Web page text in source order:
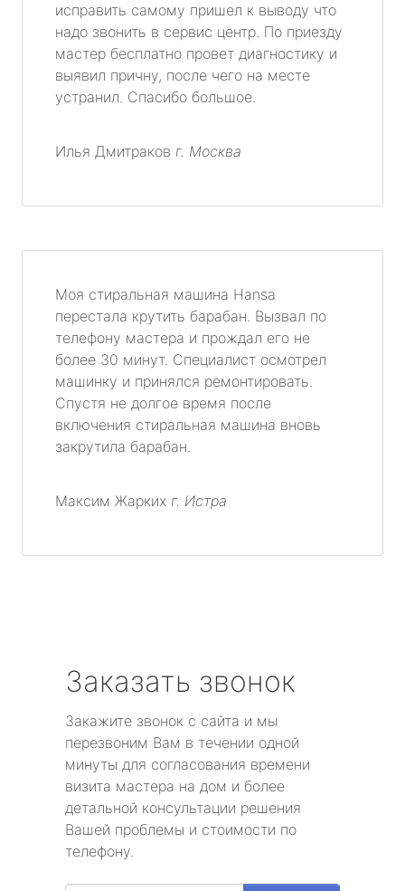
исправить самому пришел к выводу что
надо звонить в сервис центр. По приезду
мастер бесплатно провет диагностику и
выявил причну, после чего на месте
устранил. Спасибо большое.
Илья Дмитраков г. Москва
Моя стиральная машина Hansa
перестала крутить барабан. Вызвал по
телефону мастера и прождал его не
более 30 минут. Специалист осмотрел
машинку и принялся ремонтировать.
Спустя не долгое время после
включения стиральная машина вновь
закрутила барабан.
Максим Жарких г. Истра
Заказать звонок
Закажите звонок с сайта и мы
перезвоним Вам в течении одной
минуты для согласования времени
визита мастера на дом и более
детальной консультации решения
Вашей проблемы и стоимости по
телефону.